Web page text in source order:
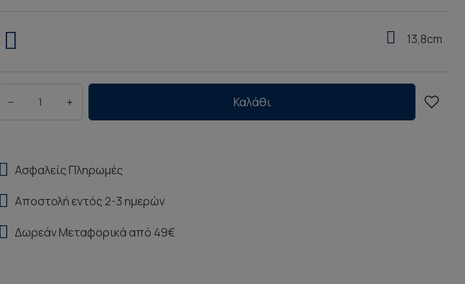
13,8cm
− + Καλάθι
Ασφαλείς Πληρωμές
Αποστολή εντός 2-3 ημερών
Δωρεάν Μεταφορικά από 49€